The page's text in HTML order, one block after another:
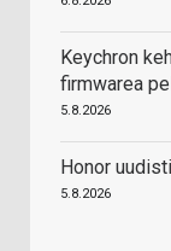
Keychron
firmwarea
5.8.2026
Honor
5.8.2026